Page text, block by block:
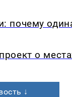
почему
о
↓